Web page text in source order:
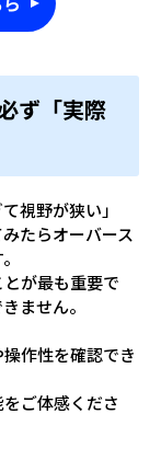
ず「実際
視野が狭い」
たらオーバース
が最も重要で
ません。
作性を確認でき
ご体感くださ